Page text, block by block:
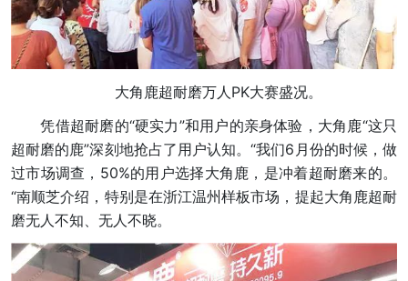
大角鹿超耐磨万人PK大赛盛况。
凭借超耐磨的“硬实力”和用户的亲身体验，大角鹿“这只
超耐磨的鹿”深刻地抢占了用户认知。“我们6月份的时候，做
过市场调查，50%的用户选择大角鹿，是冲着超耐磨来的。
“南顺芝介绍，特别是在浙江温州样板市场，提起大角鹿超耐
磨无人不知、无人不晓。